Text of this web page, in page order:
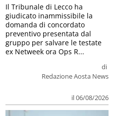
di
Redazione Aosta News
il 06/08/2026
Il Tribunale di Lecco ha
giudicato inammissibile la
domanda di concordato
preventivo presentata dal
gruppo per salvare le testate
ex Netweek ora Ops R...